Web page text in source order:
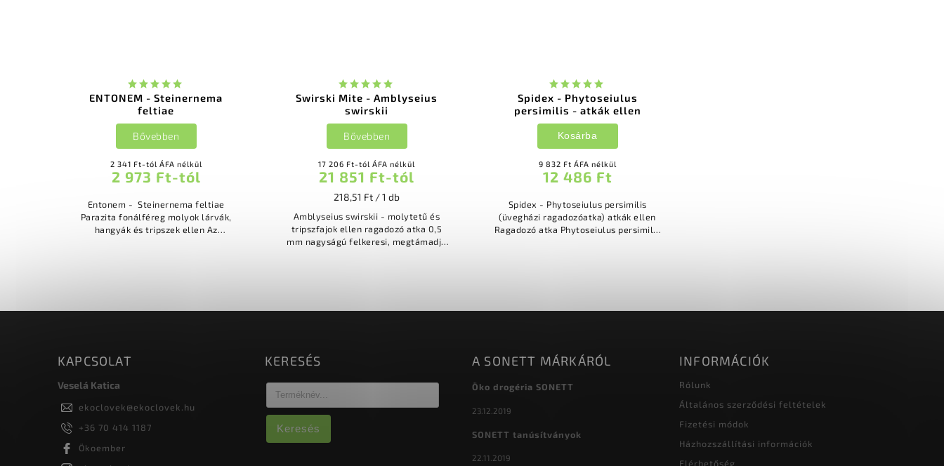
ENTONEM - Steinernema
feltiae
2 341 Ft-tól ÁFA nélkül
2 973 Ft-tól
Bővebben
Entonem - Steinernema feltiae
Parazita fonálféreg molyok lárvák,
hangyák és tripszek ellen Az
Swirski Mite - Amblyseius
swirskii
17 206 Ft-tól ÁFA nélkül
21 851 Ft-tól
218,51 Ft / 1 db
Bővebben
Amblyseius swirskii - molytetű és
tripszfajok ellen ragadozó atka 0,5
mm nagyságú felkeresi, megtámadja
Spidex - Phytoseiulus
persimilis - atkák ellen
9 832 Ft ÁFA nélkül
12 486 Ft
Kosárba
Spidex - Phytoseiulus persimilis
(üvegházi ragadozóatka) atkák ellen
Ragadozó atka Phytoseiulus persimilis
KAPCSOLAT
Veselá Katica
ekoclovek@ekoclovek.hu
+36 70 414 1187
Ökoember
KERESÉS
Keresés
A SONETT MÁRKÁRÓL
Öko drogéria SONETT
23.12.2019
SONETT tanúsítványok
22.11.2019
INFORMÁCIÓK
Rólunk
Általános szerződési feltételek
Fizetési módok
Házhozszállítási információk
Elérhetőség